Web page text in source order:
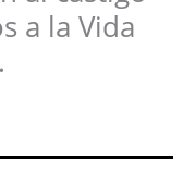
a la Vida